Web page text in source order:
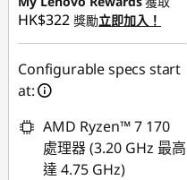
HK$322 獎勵立即加入！
Configurable specs start
at:
AMD Ryzen™ 7 170
處理器 (3.20 GHz 最高
達 4.75 GHz)